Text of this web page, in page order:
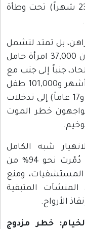
من 60% من الأطفال (بين سن 6 و23 شهراً) تحت وطأة
بل تمتد لتشمل
توقعات العام 2026 التي تشير إلى أن 37,000 امرأة حامل
جنباً إلى جنب مع
حاجة 25,000 رضيع تحت سن ستة أشهر و101,000 طفل
دون الخامسة و120,000 طفل (بين 5 و17 عاماً) إلى تدخلات
منهم 31,000 طفل يواجهون خطر الموت
شبه الكامل
للمنظومة الصحية، حيث تضررت أو دُمّرت نحو 94% من
المستشفيات، ومنع
المتبقية
الأرواح.
خطر مزدوج